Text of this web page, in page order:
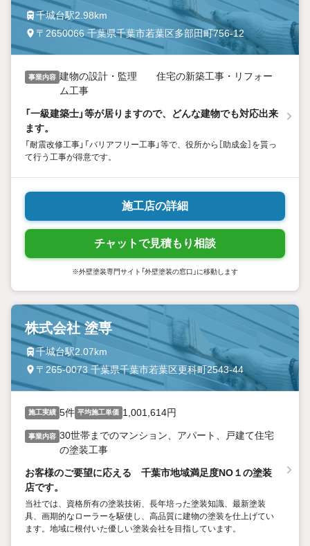
千城台駅2.98km
〒2650066 千葉県千葉市若葉区多部田町756-12
事業内容 建物の設計・監理 住宅の新築工事・リフォー
ム工事
「一級建築士」等が居りますので、どんな建物でも対応出来
ます。
「耐震改修工事」「バリアフリー工事」等で、役所から［助成金］を貰っ
て行う工事が得意です。
施工店の詳細
チャットで見積もり相談
※外壁塗装専門サイト「外壁塗装の窓口」に移動します
株式会社 塗専
千城台駅2.07km
〒265-0073 千葉県千葉市若葉区更科町2543-44
施工実績 5件 平均施工単価 1,001,614円
事業内容 30世帯までのマンション、アパート、戸建て住宅
の塗装工事
お客様のご要望に応える 千葉市地域満足度NO１の塗装
店です。
当社では、資格所有の塗装技術、長年培った塗装知識、最新塗装
具、画期的なローラーを駆使し、高品質に建物の塗装を仕上げてい
ます。地域に根付いた優しい塗装会社を目指しています。